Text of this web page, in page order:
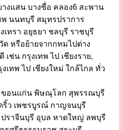
งแสน บางซื่อ คลอง6 สะพาน
พ นนทบุรี สมุทรปราการ
ทรา อยุธยา ชลบุรี ราชบุรี
ด หรือย้ายจากกทมไปต่าง
ช่น กรุงเทพ ไป เชียงราย,
งเทพ ไป เชียงใหม่ ใกล้ไกล ทั่ว
อนแก่น พิษณุโลก สุพรรณบุรี
ริ้ว เพชรบูรณ์ กาญจนบุรี
ราจีนบุรี อุบล หาดใหญ่ ลพบุรี